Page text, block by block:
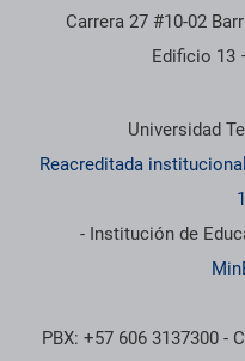
Carrera 27 #10-02
Edificio 13
Información
Universidad
Reacreditada
- Institución de
PBX: +57 606 3137300 -